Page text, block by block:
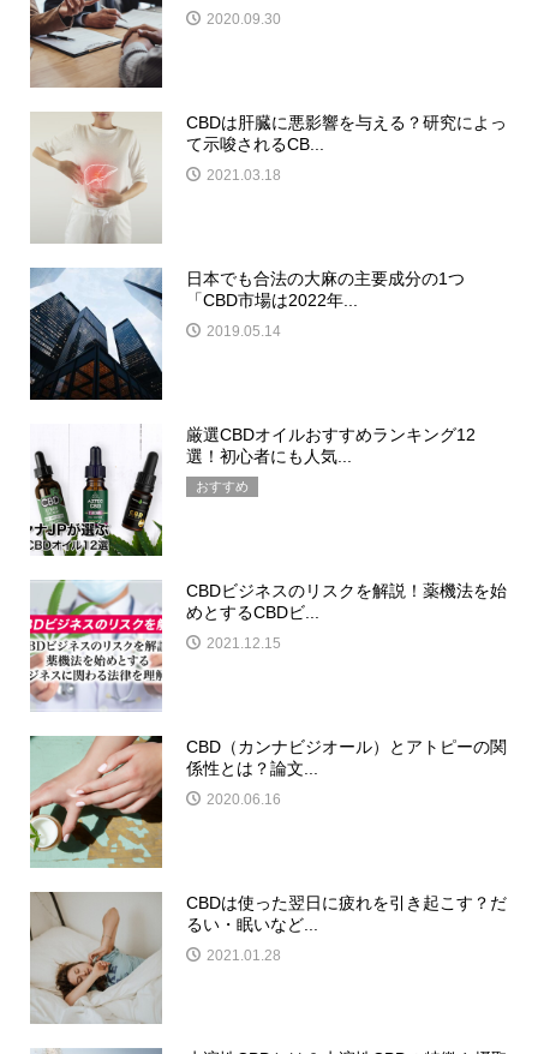
2020.09.30
CBDは肝臓に悪影響を与える？研究によっ
て示唆されるCB...
2021.03.18
日本でも合法の大麻の主要成分の1つ
「CBD市場は2022年...
2019.05.14
厳選CBDオイルおすすめランキング12
選！初心者にも人気...
おすすめ
CBDビジネスのリスクを解説！薬機法を始
めとするCBDビ...
2021.12.15
CBD（カンナビジオール）とアトピーの関
係性とは？論文...
2020.06.16
CBDは使った翌日に疲れを引き起こす？だ
るい・眠いなど...
2021.01.28